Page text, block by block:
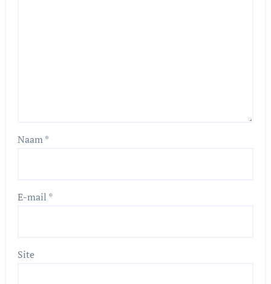
Naam*
E-mail *
Site